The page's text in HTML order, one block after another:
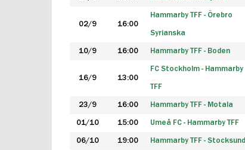
02/9 16:00
Hammarby TFF - Örebro
Syrianska
10/9 16:00 Hammarby TFF - Boden
16/9 13:00
FC Stockholm - Hammarby
TFF
23/9 16:00 Hammarby TFF - Motala
01/10 15:00 Umeå FC - Hammarby TFF
06/10 19:00 Hammarby TFF - Stocksund